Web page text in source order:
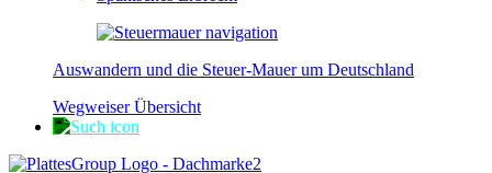
Auswandern und die Steuer-Mauer um Deutschland
Wegweiser Übersicht